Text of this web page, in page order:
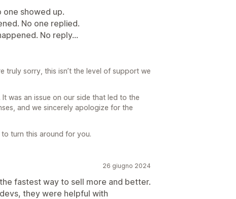
one showed up.
No one replied.
No reply...
truly sorry, this isn’t the level of support we
was an issue on our side that led to the
and we sincerely apologize for the
turn this around for you.
26 giugno 2024
fastest way to sell more and better.
they were helpful with